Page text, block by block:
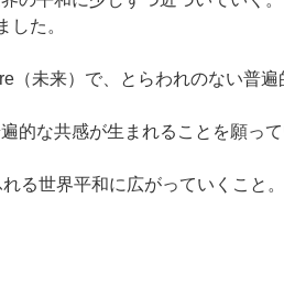
した。
未来）で、とらわれのない普遍
的な共感が生まれることを願って
る世界平和に広がっていくこと